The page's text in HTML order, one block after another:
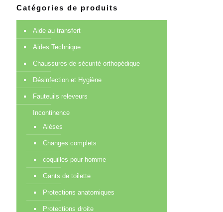
Catégories de produits
Aide au transfert
Aides Technique
Chaussures de sécurité orthopédique
Désinfection et Hygiène
Fauteuils releveurs
Incontinence
Alèses
Changes complets
coquilles pour homme
Gants de toilette
Protections anatomiques
Protections droite